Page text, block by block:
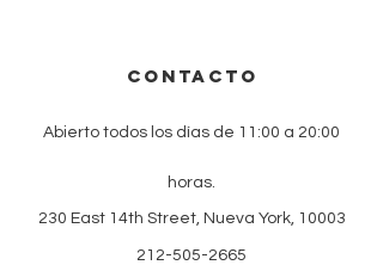
CONTACTO
Abierto todos los días de 11:00 a 20:00
horas.
230 East 14th Street, Nueva York, 10003
212-505-2665